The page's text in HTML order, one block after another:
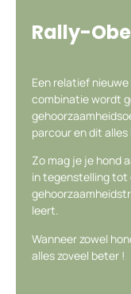
Rally-
Een relatief
combinatie wordt
parcour en dit
Zo mag je je hond
in tegenstelling
leert.
Wanneer zowel
alles zoveel beter !